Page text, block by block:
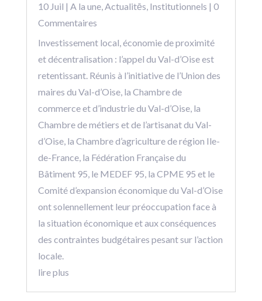
10 Juil | A la une,Actualitēs, Institutionnels | 0
Commentaires
Investissement local, économie de proximité
et décentralisation : l’appel du Val-d’Oise est
retentissant. Réunis à l’initiative de l’Union des
maires du Val-d’Oise, la Chambre de
commerce et d’industrie du Val-d’Oise, la
Chambre de métiers et de l’artisanat du Val-
d’Oise, la Chambre d’agriculture de région Ile-
de-France, la Fédération Française du
Bâtiment 95, le MEDEF 95, la CPME 95 et le
Comité d’expansion économique du Val-d’Oise
ont solennellement leur préoccupation face à
la situation économique et aux conséquences
des contraintes budgétaires pesant sur l’action
locale.
lire plus